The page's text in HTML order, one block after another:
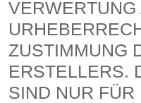
VERWERTUNG
USTIMMUNG
RSTELLERS.
IND NUR FÜR